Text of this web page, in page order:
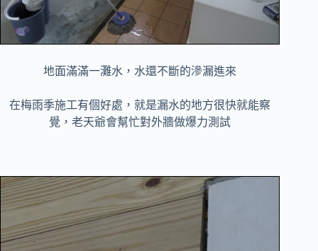
地面滿滿一灘水，水還不斷的滲漏進來
在梅雨季施工有個好處，就是漏水的地方很快就能察
覺，老天爺會幫忙對外牆做爆力測試